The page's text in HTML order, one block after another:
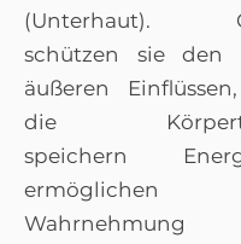
(Unterhaut).
schützen sie den
äußeren
die
speichern